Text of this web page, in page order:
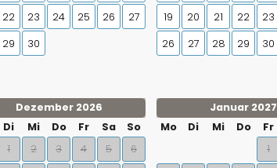
22 23 24 25 26
27
29 30
19
20 21 22 23
26
27 28 29 30
Dezember 2026
Di Mi Do Fr Sa
So
1
2 3 4 5
6
Januar 2027
Mo
Di Mi Do Fr
1